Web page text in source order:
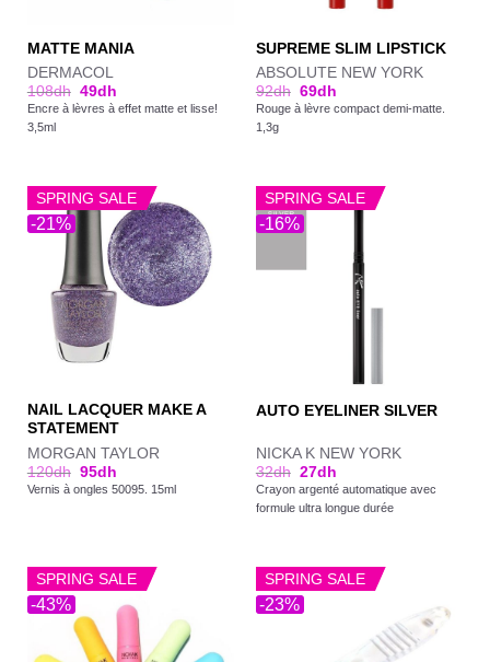
MATTE MANIA
DERMACOL
108dh 49dh
Encre à lèvres à effet matte et lisse!
3,5ml
SUPREME SLIM LIPSTICK
ABSOLUTE NEW YORK
92dh 69dh
Rouge à lèvre compact demi-matte.
1,3g
-21%
SPRING SALE
NAIL LACQUER MAKE A
STATEMENT
MORGAN TAYLOR
120dh 95dh
Vernis à ongles 50095. 15ml
-16%
SPRING SALE
AUTO EYELINER SILVER
NICKA K NEW YORK
32dh 27dh
Crayon argenté automatique avec
formule ultra longue durée
-43%
SPRING SALE
-23%
SPRING SALE